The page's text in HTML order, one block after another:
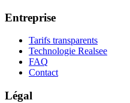
Entreprise
Tarifs transparents
Technologie Realsee
FAQ
Contact
Légal